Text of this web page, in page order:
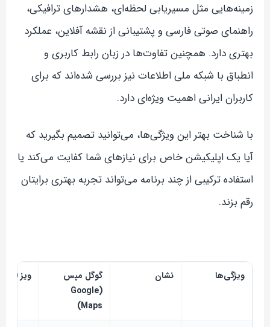
زمینه‌هایی مثل مسیریابی لحظه‌ای، هشدارهای ترافیکی،
راهنمای صوتی فارسی و پشتیبانی از نقشه آفلاین، عملکرد
بهتری دارد. همچنین تفاوت‌ها در زبان رابط کاربری و
انطباق با شبکه ملی اطلاعات نیز بررسی شده‌اند که برای
کاربران ایرانی اهمیت ویژه‌ای دارد.
با شناخت بهتر این ویژگی‌ها، می‌توانید تصمیم بگیرید که
آیا یک اپلیکیشن خاص برای نیازهای شما کفایت می‌کند یا
استفاده ترکیبی از چند برنامه می‌تواند تجربه بهتری برایتان
رقم بزند.
ویژگی‌ها نشان
گوگل مپس
(Google
Maps)
ویز (Waze)